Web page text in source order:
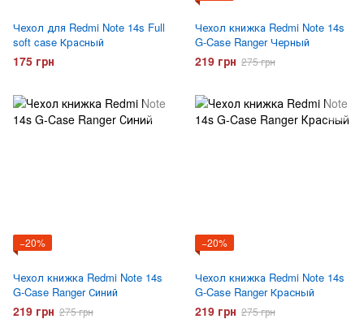
Чехол для Redmi Note 14s Full
soft case Красный
175 грн
Чехол книжка Redmi Note 14s
G-Case Ranger Черный
219 грн 275 грн
−20%
Чехол книжка Redmi Note 14s
G-Case Ranger Синий
219 грн 275 грн
−20%
Чехол книжка Redmi Note 14s
G-Case Ranger Красный
219 грн 275 грн